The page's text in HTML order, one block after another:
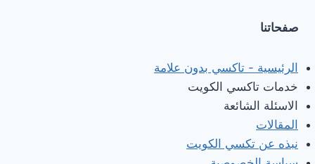
صفحاتنا
الرئيسية - تاكسي بدون علامة
خدمات تاكسي الكويت
الاسئلة الشائعة
المقالات
نبذه عن تكسي الكويت